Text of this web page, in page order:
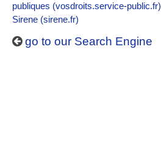
publiques (vosdroits.service-public.fr)
Sirene (sirene.fr)
go to our Search Engine